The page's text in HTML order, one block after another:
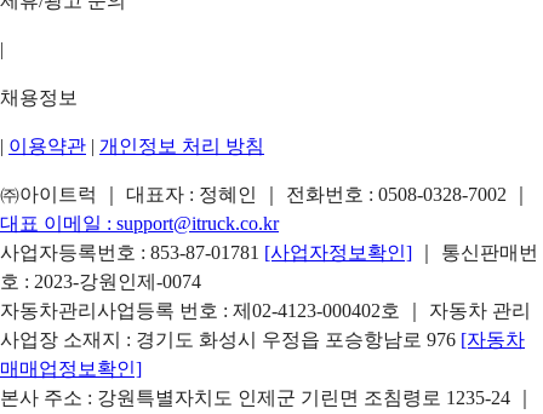
|
채용정보
| 이용약관 | 개인정보 처리 방침
㈜아이트럭 ｜ 대표자 : 정혜인 ｜ 전화번호 : 0508-0328-7002
대표 이메일 : support@itruck.co.kr
사업자등록번호 : 853-87-01781 [사업자정보확인]
｜ 통신판매번
호 : 2023-강원인제-0074
자동차관리사업등록 번호 : 제02-4123-000402호 ｜ 자동차 관리
사업장 소재지 : 경기도 화성시 우정읍 포승항남로 976 [자동차
매매업정보확인]
본사 주소 : 강원특별자치도 인제군 기린면 조침령로 1235-24 ｜